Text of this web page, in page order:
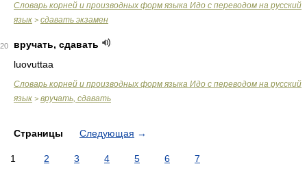
Словарь корней и производных форм языка Идо с переводом на русский
язык > сдавать экзамен
20
вручать, сдавать
luovuttaa
Словарь корней и производных форм языка Идо с переводом на русский
язык > вручать, сдавать
Страницы Следующая →
1 2 3 4 5 6 7